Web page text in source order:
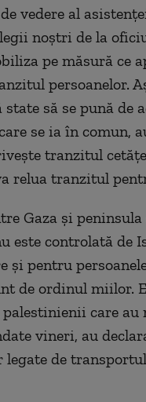
vedere al
noștri de la
pe măsură ce
persoanelor.
să se pună de
se ia în comun,
tranzitul
relua tranzitul
Gaza şi
este controlată de
şi pentru
de ordinul miilor.
care au
vineri, au
legate de